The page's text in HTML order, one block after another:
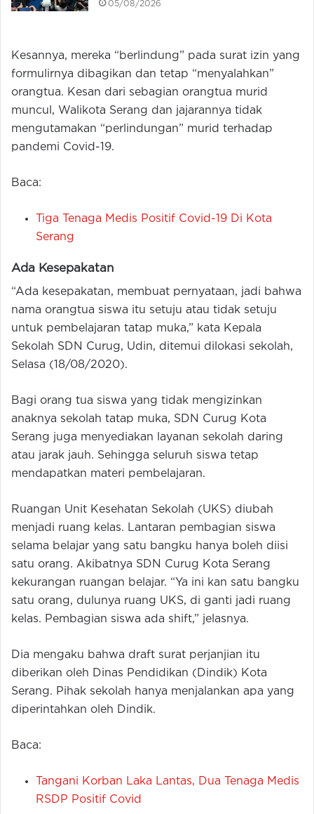
05/08/2026
Kesannya, mereka “berlindung” pada surat izin yang
formulirnya dibagikan dan tetap “menyalahkan”
orangtua. Kesan dari sebagian orangtua murid
muncul, Walikota Serang dan jajarannya tidak
mengutamakan “perlindungan” murid terhadap
pandemi Covid-19.
Baca:
Tiga Tenaga Medis Positif Covid-19 Di Kota
Serang
Ada Kesepakatan
“Ada kesepakatan, membuat pernyataan, jadi bahwa
nama orangtua siswa itu setuju atau tidak setuju
untuk pembelajaran tatap muka,” kata Kepala
Sekolah SDN Curug, Udin, ditemui dilokasi sekolah,
Selasa (18/08/2020).
Bagi orang tua siswa yang tidak mengizinkan
anaknya sekolah tatap muka, SDN Curug Kota
Serang juga menyediakan layanan sekolah daring
atau jarak jauh. Sehingga seluruh siswa tetap
mendapatkan materi pembelajaran.
Ruangan Unit Kesehatan Sekolah (UKS) diubah
menjadi ruang kelas. Lantaran pembagian siswa
selama belajar yang satu bangku hanya boleh diisi
satu orang. Akibatnya SDN Curug Kota Serang
kekurangan ruangan belajar. “Ya ini kan satu bangku
satu orang, dulunya ruang UKS, di ganti jadi ruang
kelas. Pembagian siswa ada shift,” jelasnya.
Dia mengaku bahwa draft surat perjanjian itu
diberikan oleh Dinas Pendidikan (Dindik) Kota
Serang. Pihak sekolah hanya menjalankan apa yang
diperintahkan oleh Dindik.
Baca:
Tangani Korban Laka Lantas, Dua Tenaga Medis
RSDP Positif Covid